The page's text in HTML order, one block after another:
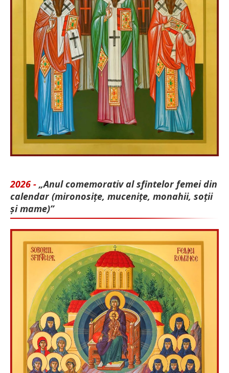
2026 - „Anul comemorativ al sfintelor femei din
calendar (mironosițe, mu­cenițe, monahii, soții
și mame)”